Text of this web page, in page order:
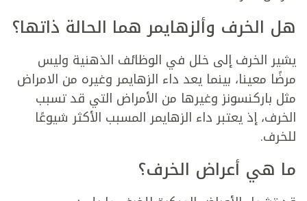
هل الخرف وألزهايمر هما الحالة ذاتها؟
يشير الخرف إلى خلل في الوظائف الذهنية وليس
مرضًا معينا، بينما يعد داء الزهايمر وغيره من الامراض
مثل باركنسونز وغيرها من الأمراض التي قد تسبب
الخرف، إذ يعتبر داء الزهايمر المسبب الأكثر شيوعًا
للخرف.
ما هي أعراض الخرف؟